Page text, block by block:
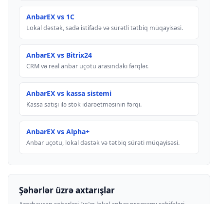
AnbarEX vs 1C
Lokal dəstək, sadə istifadə və sürətli tətbiq müqayisəsi.
AnbarEX vs Bitrix24
CRM və real anbar uçotu arasındakı fərqlər.
AnbarEX vs kassa sistemi
Kassa satışı ilə stok idarəetməsinin fərqi.
AnbarEX vs Alpha+
Anbar uçotu, lokal dəstək və tətbiq sürəti müqayisəsi.
Şəhərlər üzrə axtarışlar